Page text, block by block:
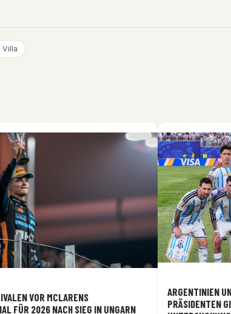
Villa
VOR MCLARENS
FÜR 2026 NACH SIEG IN UNGARN
ARGENTINIEN
PRÄSIDENTEN